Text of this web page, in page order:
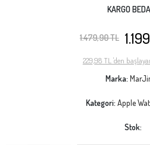
KARGO
1.479,90 TL
229,98 TL 'den
Marka:
Kategori: Apple
Stok: